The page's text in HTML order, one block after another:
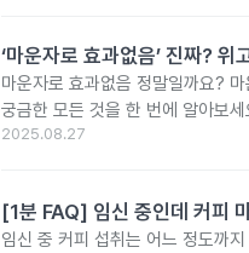
‘마운자로 효과없음’ 진짜? 위
마운자로 효과없음 정말일까요?
궁금한 모든 것을 한 번에 알아보세
2025.08.27
[1분 FAQ] 임신 중인데 커피
임신 중 커피 섭취는 어느 정도까